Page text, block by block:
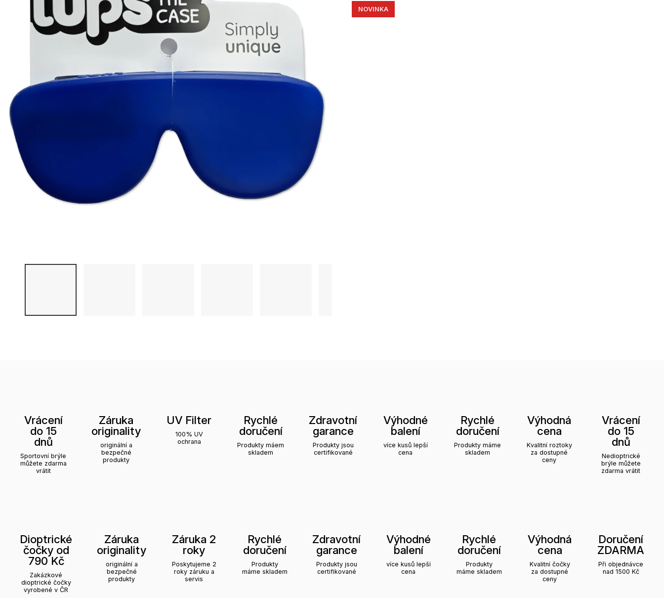
NOVINKA
Vrácení
do 15
dnů
Sportovní brýle
můžete zdarma
vrátit
Záruka
originality
originální a
bezpečné
produkty
UV Filter
100% UV
ochrana
Rychlé
doručení
Produkty máem
skladem
Zdravotní
garance
Produkty jsou
certifikované
Výhodné
balení
více kusů lepší
cena
Rychlé
doručení
Produkty máme
skladem
Výhodná
cena
Kvalitní roztoky
za dostupné
ceny
Vrácení
do 15
dnů
Nedioptrické
brýle můžete
zdarma vrátit
Dioptrické
čočky od
790 Kč
Zakázkové
dioptrické čočky
vyrobené v ČR
Záruka
originality
originální a
bezpečné
produkty
Záruka 2
roky
Poskytujeme 2
roky záruku a
servis
Rychlé
doručení
Produkty
máme skladem
Zdravotní
garance
Produkty jsou
certifikované
Výhodné
balení
více kusů lepší
cena
Rychlé
doručení
Produkty
máme skladem
Výhodná
cena
Kvalitní čočky
za dostupné
ceny
Doručení
ZDARMA
Při objednávce
nad 1500 Kč